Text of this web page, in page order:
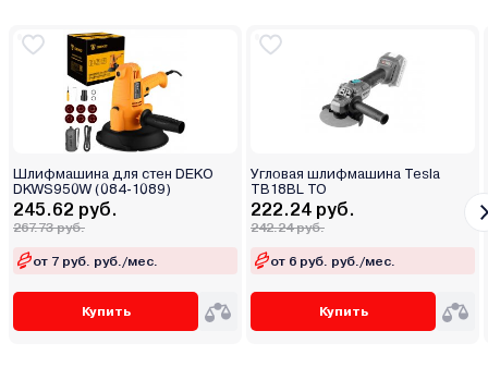
Шлифмашина для стен DEKO
DKWS950W (084-1089)
245.62 руб.
267.73 руб.
от 7 руб. руб./мес.
Купить
Угловая шлифмашина Tesla
TB18BL TO
222.24 руб.
242.24 руб.
от 6 руб. руб./мес.
Купить